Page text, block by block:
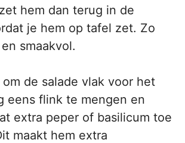
hem dan terug in de
je hem op tafel zet. Zo
smaakvol.
de salade vlak voor het
eens flink te mengen en
extra peper of basilicum toe
maakt hem extra